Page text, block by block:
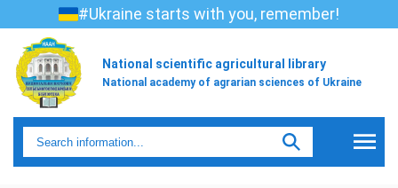
#Ukraine starts with you, remember!
National scientific agricultural library
National academy of agrarian sciences of Ukraine